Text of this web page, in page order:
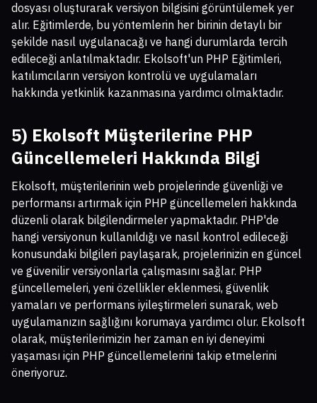
dosyası oluşturarak versiyon bilgisini görüntülemek yer
alır. Eğitimlerde, bu yöntemlerin her birinin detaylı bir
şekilde nasıl uygulanacağı ve hangi durumlarda tercih
edileceği anlatılmaktadır. Ekolsoft'un PHP Eğitimleri,
katılımcıların versiyon kontrolü ve uygulamaları
hakkında yetkinlik kazanmasına yardımcı olmaktadır.
5) Ekolsoft Müşterilerine PHP
Güncellemeleri Hakkında Bilgi
Ekolsoft, müşterilerinin web projelerinde güvenliği ve
performansı artırmak için PHP güncellemeleri hakkında
düzenli olarak bilgilendirmeler yapmaktadır. PHP'de
hangi versiyonun kullanıldığı ve nasıl kontrol edileceği
konusundaki bilgileri paylaşarak, projelerinizin en güncel
ve güvenilir versiyonlarla çalışmasını sağlar. PHP
güncellemeleri, yeni özellikler eklenmesi, güvenlik
yamaları ve performans iyileştirmeleri sunarak, web
uygulamanızın sağlığını korumaya yardımcı olur. Ekolsoft
olarak, müşterilerimizin her zaman en iyi deneyimi
yaşaması için PHP güncellemelerini takip etmelerini
öneriyoruz.